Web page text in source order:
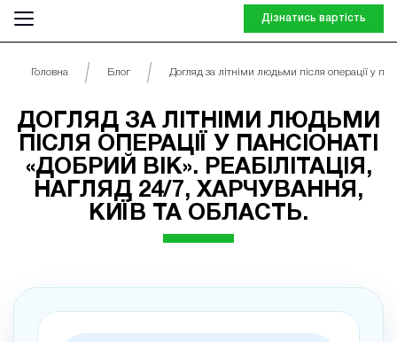
Дізнатись вартість
Головна Блог Догляд за літніми людьми після операції у
ДОГЛЯД ЗА ЛІТНІМИ ЛЮДЬМИ
ПІСЛЯ ОПЕРАЦІЇ У ПАНСІОНАТІ
«ДОБРИЙ ВІК». РЕАБІЛІТАЦІЯ,
НАГЛЯД 24/7, ХАРЧУВАННЯ,
КИЇВ ТА ОБЛАСТЬ.